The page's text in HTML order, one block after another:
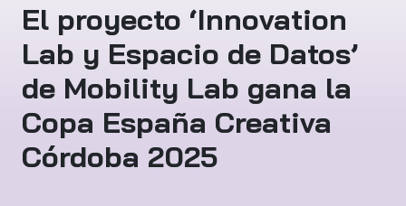
El proyecto ‘Innovation
Lab y Espacio de Datos’
de Mobility Lab gana la
Copa España Creativa
Córdoba 2025